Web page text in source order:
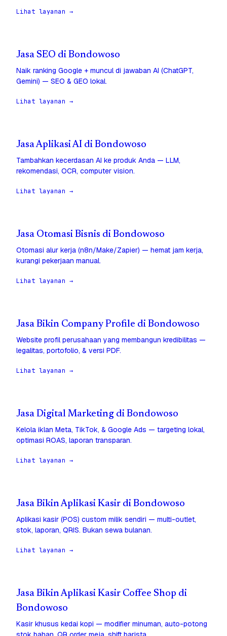
Lihat layanan →
Jasa SEO di Bondowoso
Naik ranking Google + muncul di jawaban AI (ChatGPT,
Gemini) — SEO & GEO lokal.
Lihat layanan →
Jasa Aplikasi AI di Bondowoso
Tambahkan kecerdasan AI ke produk Anda — LLM,
rekomendasi, OCR, computer vision.
Lihat layanan →
Jasa Otomasi Bisnis di Bondowoso
Otomasi alur kerja (n8n/Make/Zapier) — hemat jam kerja,
kurangi pekerjaan manual.
Lihat layanan →
Jasa Bikin Company Profile di Bondowoso
Website profil perusahaan yang membangun kredibilitas —
legalitas, portofolio, & versi PDF.
Lihat layanan →
Jasa Digital Marketing di Bondowoso
Kelola iklan Meta, TikTok, & Google Ads — targeting lokal,
optimasi ROAS, laporan transparan.
Lihat layanan →
Jasa Bikin Aplikasi Kasir di Bondowoso
Aplikasi kasir (POS) custom milik sendiri — multi-outlet,
stok, laporan, QRIS. Bukan sewa bulanan.
Lihat layanan →
Jasa Bikin Aplikasi Kasir Coffee Shop di
Bondowoso
Kasir khusus kedai kopi — modifier minuman, auto-potong